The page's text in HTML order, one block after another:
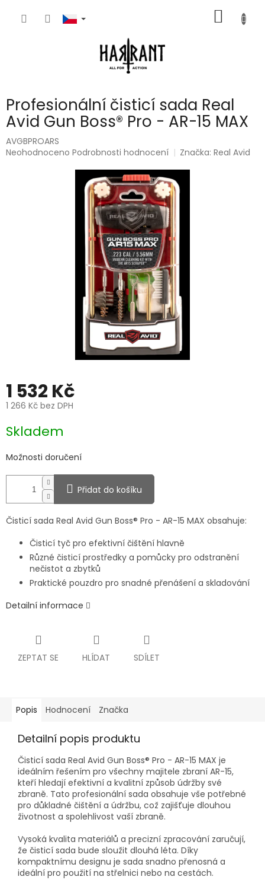
KOŠÍK
Profesionální čisticí sada Real
Avid Gun Boss® Pro - AR-15 MAX
AVGBPROARS
Průměrné
Neohodnoceno Podrobnosti hodnocení Značka:Real Avid
1 532 Kč
1 266 Kč bez DPH
cena:
Skladem
Možnosti doručení
Přidat do košíku
Čisticí sada Real Avid Gun Boss® Pro - AR-15 MAX obsahuje:
Čisticí tyč pro efektivní čištění hlavně
Různé čisticí prostředky a pomůcky pro odstranění
nečistot a zbytků
Praktické pouzdro pro snadné přenášení a skladování
Detailní informace
ZEPTAT SE HLÍDAT SDÍLET
Popis Hodnocení Značka
Detailní popis produktu
Čisticí sada Real Avid Gun Boss® Pro - AR-15 MAX je
ideálním řešením pro všechny majitele zbraní AR-15,
kteří hledají efektivní a kvalitní způsob údržby své
zbraně. Tato profesionální sada obsahuje vše potřebné
pro důkladné čištění a údržbu, což zajišťuje dlouhou
životnost a spolehlivost vaší zbraně.
Vysoká kvalita materiálů a precizní zpracování zaručují,
že čisticí sada bude sloužit dlouhá léta. Díky
kompaktnímu designu je sada snadno přenosná a
ideální pro použití na střelnici nebo na cestách.